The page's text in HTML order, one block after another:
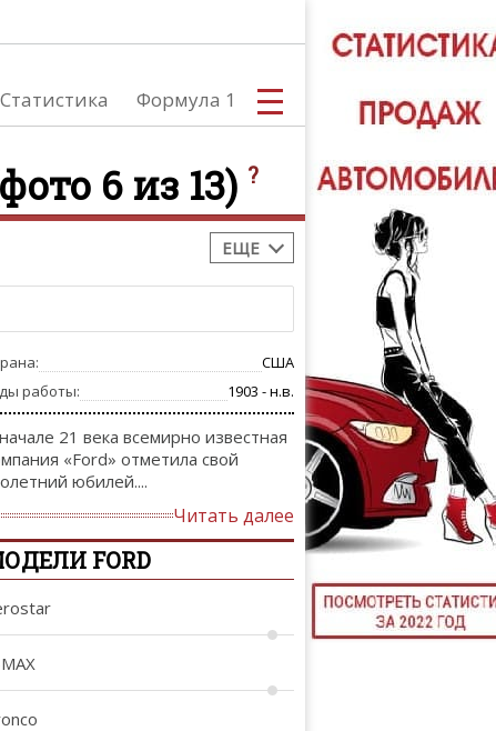
Статистика Формула 1
ТЮНИНГ
ТЮНИНГ
6 из 13) ?
ЕЩЕ
США
работы:
1903 - н.в.
21 века всемирно известная
«Ford» отметила свой
юбилей....
Читать далее
FORD